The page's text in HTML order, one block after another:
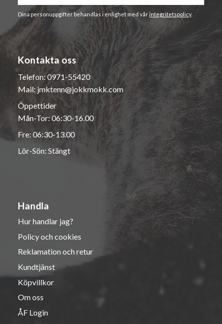
Dina personuppgifter behandlas i enlighet med vårintegritetspolicy.
Kontakta oss
Telefon: 0971-55420
Mail: jmktenn@jokkmokk.com
Öppettider
Mån-Tor: 06:30-16.00
Fre: 06:30-13.00
Lör-Sön: Stängt
Handla
Hur handlar jag?
Policy och cookies
Reklamation och retur
Kundtjänst
Köpvillkor
Om oss
ÅF Login